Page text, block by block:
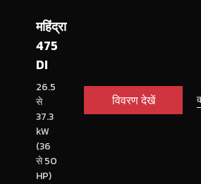
महिंद्रा
475
DI
26.5
से
37.3
kW
(36
से 50
HP)
विवरण देखें